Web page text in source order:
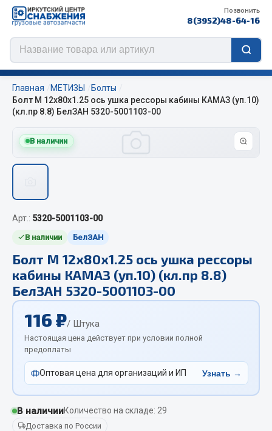
Позвонить
8(3952)48-64-16
ЦЕПИ РОССИЯ
Изготовление цепей на колеса BOHU
QITONG
Весь раздел
Отопители салона, подогреватели
Жидкостные подогреватели
Отопители салона
Подогреватели тосола
Весь раздел
Автотовары
Главная МЕТИЗЫ
Болты
Болт М 12х80х1.25 ось ушка рессоры кабины КАМАЗ (уп.10)
(кл.пр 8.8) БелЗАН 5320-5001103-00
В наличии
Арт.: 5320-5001103-00
В наличии БелЗАН
Болт М 12х80х1.25 ось ушка рессоры
кабины КАМАЗ (уп.10) (кл.пр 8.8)
БелЗАН 5320-5001103-00
116 ₽/ Штука
Настоящая цена действует при условии полной
предоплаты
Оптовая цена для организаций и ИП Узнать →
В наличииКоличество на складе: 29
Доставка по России